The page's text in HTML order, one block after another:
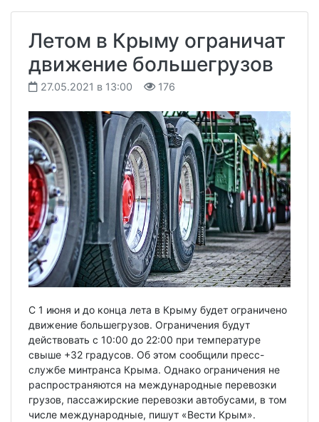
Летом в Крыму ограничат
движение большегрузов
27.05.2021 в 13:00 176
С 1 июня и до конца лета в Крыму будет ограничено
движение большегрузов. Ограничения будут
действовать с 10:00 до 22:00 при температуре
свыше +32 градусов. Об этом сообщили пресс-
службе минтранса Крыма. Однако ограничения не
распространяются на международные перевозки
грузов, пассажирские перевозки автобусами, в том
числе международные, пишут «Вести Крым».